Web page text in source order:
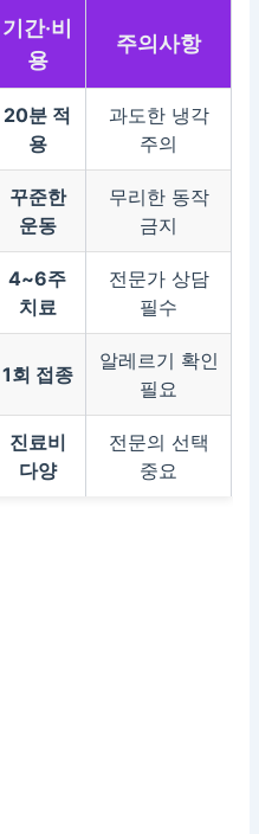
기간·비
용
주의사항
20분 적
용
과도한 냉각
주의
꾸준한
운동
무리한 동작
금지
4~6주
치료
전문가 상담
필수
1회 접종
알레르기 확인
필요
진료비
다양
전문의 선택
중요